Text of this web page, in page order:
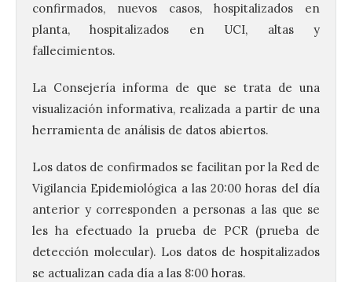
confirmados, nuevos casos, hospitalizados en
planta, hospitalizados en UCI, altas y
fallecimientos.
La Consejería informa de que se trata de una
visualización informativa, realizada a partir de una
herramienta de análisis de datos abiertos.
Los datos de confirmados se facilitan por la Red de
Vigilancia Epidemiológica a las 20:00 horas del día
anterior y corresponden a personas a las que se
les ha efectuado la prueba de PCR (prueba de
detección molecular). Los datos de hospitalizados
se actualizan cada día a las 8:00 horas.